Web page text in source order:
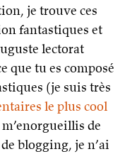
je trouve ces
fantastiques et
lectorat
que tu es composé
(je suis très
le plus cool
de
blogging, je n’ai